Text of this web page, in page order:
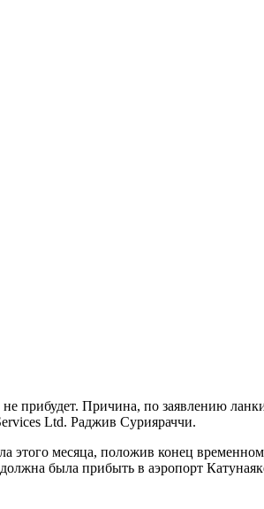
прибудет. Причина, по заявлению
Ltd. Раджив Сурияраччи.
месяца, положив конец
была прибыть в аэропорт